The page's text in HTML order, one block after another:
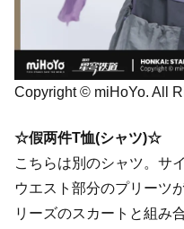
Copyright © miHoYo. All
☆假两件T恤(シャツ)☆
こちらは別のシャツ。サ
ウエスト部分のプリーツ
リーズのスカートと組み